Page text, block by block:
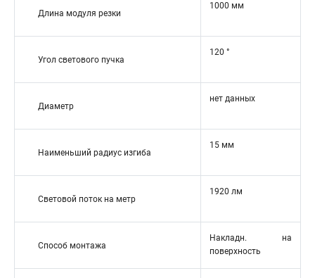
Длина модуля резки
1000 мм
Угол светового пучка
120 °
Диаметр
нет данных
Наименьший радиус изгиба
15 мм
Световой поток на метр
1920 лм
Способ монтажа
Накладн. на
поверхность